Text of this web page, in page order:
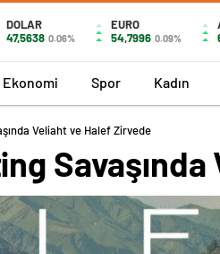
DOLAR
47,5638 0.06%
EURO
54,7996 0.09%
Ekonomi Spor Kadın
Veliaht ve Halef Zirvede